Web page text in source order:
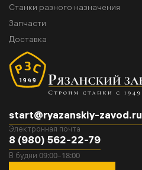
start@ryazanskiy-zavod.ru
Электронная почта
8 (980) 562-22-79
В будни 09:00–18:00
Станки разного назначения
Запчасти
Доставка